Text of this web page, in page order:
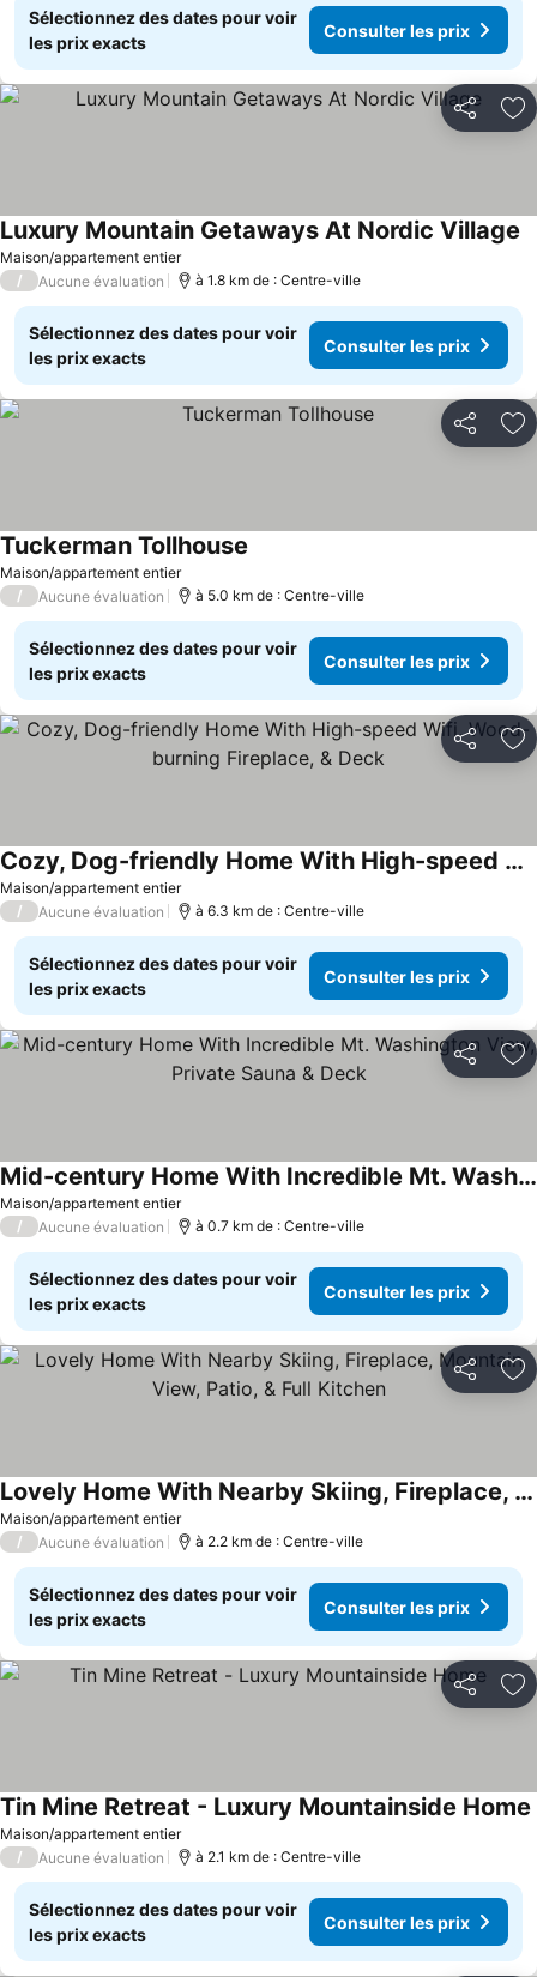
Sélectionnez des dates pour voir
les prix exacts
Consulter les prix
Partager
Maison/appartement entier
Luxury Mountain Getaways At Nordic Village
/ Aucune évaluation à 1.8 km de : Centre-ville
Sélectionnez des dates pour voir
les prix exacts
Consulter les prix
Partager
Maison/appartement entier
Tuckerman Tollhouse
/ Aucune évaluation à 5.0 km de : Centre-ville
Sélectionnez des dates pour voir
les prix exacts
Consulter les prix
Partager
Maison/appartement entier
Cozy, Dog-friendly Home With High-speed Wifi, Wood-burning Fireplace, & Deck
/ Aucune évaluation à 6.3 km de : Centre-ville
Sélectionnez des dates pour voir
les prix exacts
Consulter les prix
Partager
Maison/appartement entier
Mid-century Home With Incredible Mt. Washington View, Private Sauna & Deck
/ Aucune évaluation à 0.7 km de : Centre-ville
Sélectionnez des dates pour voir
les prix exacts
Consulter les prix
Partager
Maison/appartement entier
Lovely Home With Nearby Skiing, Fireplace, Mountain View, Patio, & Full Kitchen
/ Aucune évaluation à 2.2 km de : Centre-ville
Sélectionnez des dates pour voir
les prix exacts
Consulter les prix
Partager
Maison/appartement entier
Tin Mine Retreat - Luxury Mountainside Home
/ Aucune évaluation à 2.1 km de : Centre-ville
Sélectionnez des dates pour voir
les prix exacts
Consulter les prix